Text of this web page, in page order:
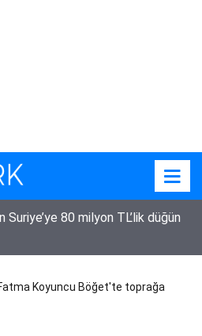
Bağımlılığı Uyarısı: "Kaybedilen
Koyuncu Böğet'te toprağa